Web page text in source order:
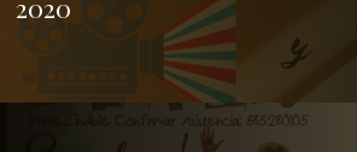
2020